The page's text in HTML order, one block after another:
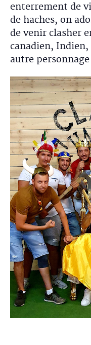
enterrement de
de haches, on
de venir clasher
canadien,
autre